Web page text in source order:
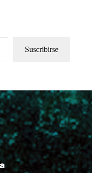
Suscribirse